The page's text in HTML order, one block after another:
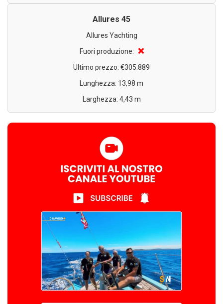
Allures 45
Allures Yachting
Fuori produzione: ❌
Ultimo prezzo: €305.889
Lunghezza: 13,98 m
Larghezza: 4,43 m